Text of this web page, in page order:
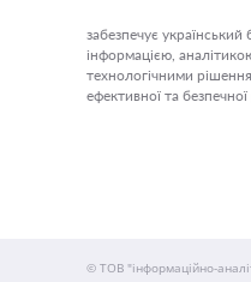
забезпечує український
інформацією,
технологічними
ефективної та
© ТОВ "інформаційно-